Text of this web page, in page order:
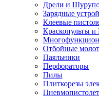
Дрели и
Зарядные
Клеевые
Краскопульты и
Отбойные
Паяльники
Перфораторы
Пилы
Плиткорезы